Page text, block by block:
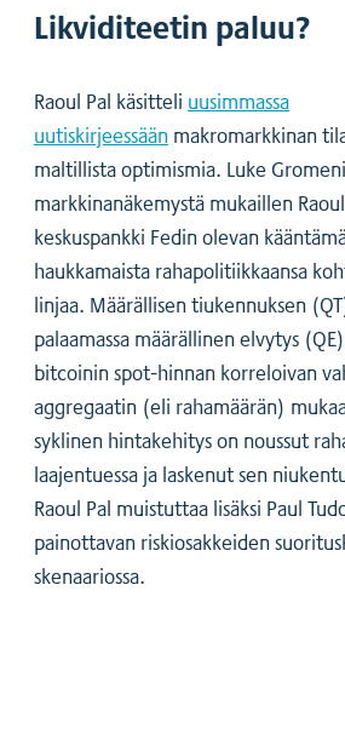
Likviditeetin paluu?
Raoul Pal käsitteli uusimmassa
uutiskirjeessäänmakromarkkinan
maltillista optimismia. Luke
markkinanäkemystä mukaillen
keskuspankki Fedin olevan
haukkamaista rahapolitiikkaansa
linjaa. Määrällisen tiukennuksen
palaamassa määrällinen elvytys
bitcoinin spot-hinnan korreloivan
aggregaatin (eli rahamäärän)
syklinen hintakehitys on noussut
laajentuessa ja laskenut sen
Raoul Pal muistuttaa lisäksi Paul
painottavan riskiosakkeiden
skenaariossa.